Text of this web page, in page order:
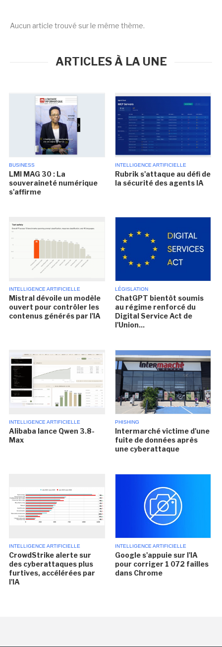
Aucun article trouvé sur le même thème.
ARTICLES À LA UNE
BUSINESS
LMI MAG 30 : La
souveraineté numérique
s'affirme
INTELLIGENCE ARTIFICIELLE
Rubrik s'attaque au défi de
la sécurité des agents IA
INTELLIGENCE ARTIFICIELLE
Mistral dévoile un modèle
ouvert pour contrôler les
contenus générés par l'IA
LÉGISLATION
ChatGPT bientôt soumis
au régime renforcé du
Digital Service Act de
l'Union...
INTELLIGENCE ARTIFICIELLE
Alibaba lance Qwen 3.8-
Max
PHISHING
Intermarché victime d'une
fuite de données après
une cyberattaque
INTELLIGENCE ARTIFICIELLE
CrowdStrike alerte sur
des cyberattaques plus
furtives, accélérées par
l'IA
INTELLIGENCE ARTIFICIELLE
Google s'appuie sur l'IA
pour corriger 1 072 failles
dans Chrome